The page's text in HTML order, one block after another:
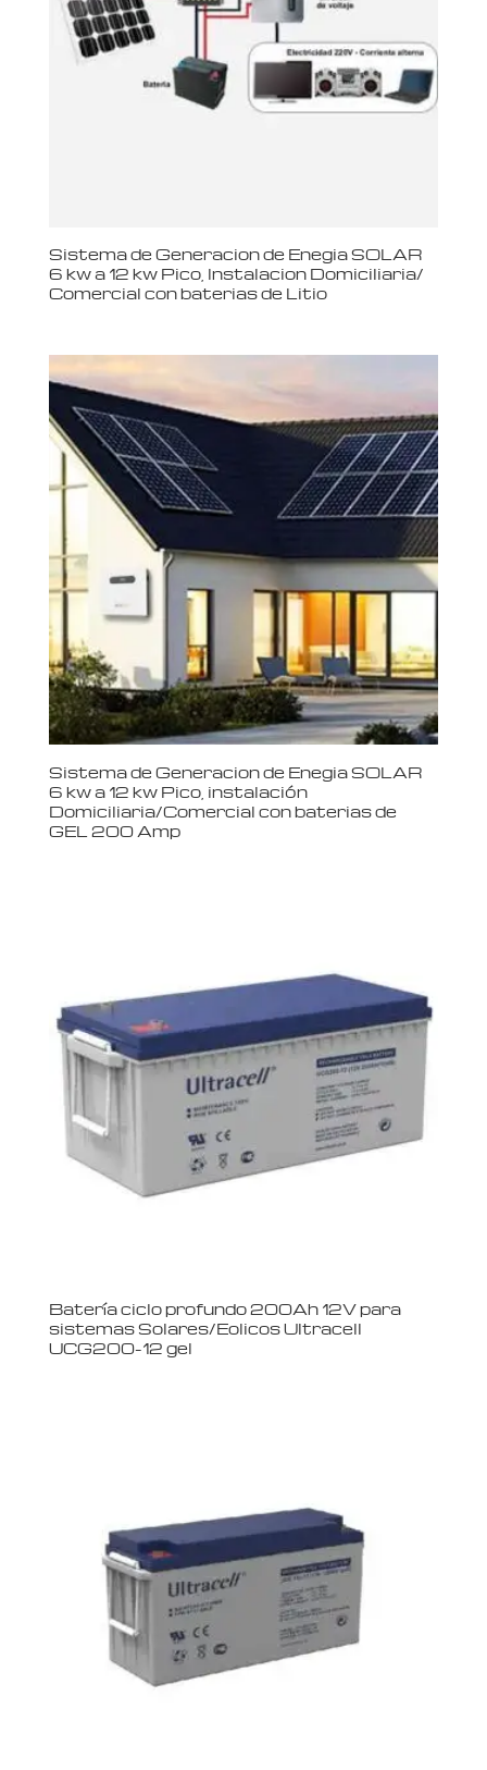
Sistema de Generacion de Enegia SOLAR
6 kw a 12 kw Pico, Instalacion Domiciliaria/
Comercial con baterias de Litio
Sistema de Generacion de Enegia SOLAR
6 kw a 12 kw Pico, instalación
Domiciliaria/Comercial con baterias de
GEL 200 Amp
Batería ciclo profundo 200Ah 12V para
sistemas Solares/Eolicos Ultracell
UCG200-12 gel